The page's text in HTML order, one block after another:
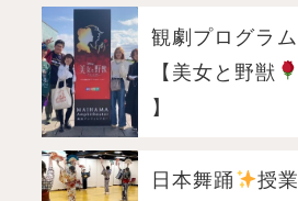
観劇プログラム
【美女と野獣
】
日本舞踊
授業